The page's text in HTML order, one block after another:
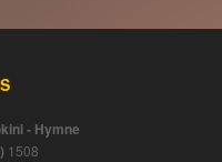
- Hymne
1508